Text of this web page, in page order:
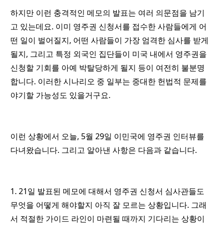
하지만 이런 충격적인 메모의 발표는 여러 의문점을 남기
고 있는데요. 이미 영주권 신청서를 접수한 사람들에게 어
떤 일이 벌어질지, 어떤 사람들이 가장 엄격한 심사를 받게
될지, 그리고 특정 외국인 집단들이 미국 내에서 영주권을
신청할 기회를 아예 박탈당하게 될지 등이 여전히 불분명
합니다. 이러한 시나리오 중 일부는 중대한 헌법적 문제를
야기할 가능성도 있을거구요.
이런 상황에서 오늘, 5월 29일 이민국에 영주권 인터뷰를
다녀왔습니다. 그리고 알아낸 사항은 다음과 같습니다.
1. 21일 발표된 메모에 대해서 영주권 신청서 심사관들도
무엇을 어떻게 해야할지 아직 잘 모르는 상황입니다. 그래
서 적절한 가이드 라인이 마련될 때까지 기다리는 상황이